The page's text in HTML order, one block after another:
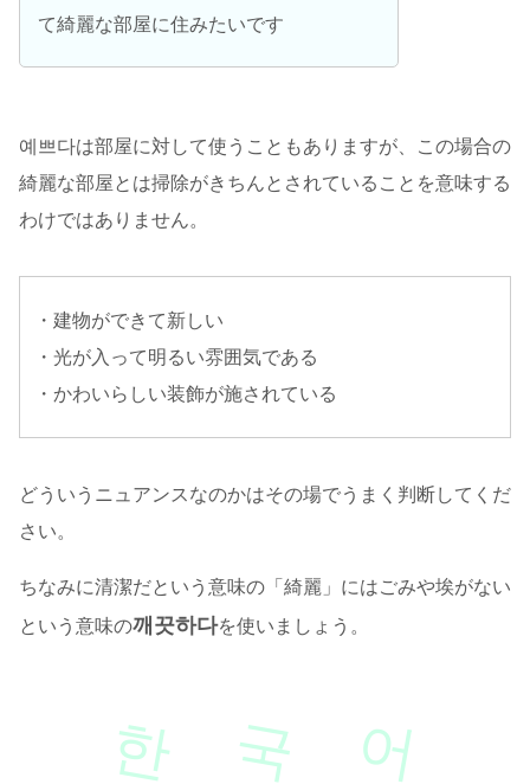
て綺麗な部屋に住みたいです
예쁘다は部屋に対して使うこともありますが、この場合の
綺麗な部屋とは掃除がきちんとされていることを意味する
わけではありません。
・建物ができて新しい
・光が入って明るい雰囲気である
・かわいらしい装飾が施されている
どういうニュアンスなのかはその場でうまく判断してくだ
さい。
ちなみに清潔だという意味の「綺麗」にはごみや埃がない
という意味の깨끗하다を使いましょう。
한 국 어